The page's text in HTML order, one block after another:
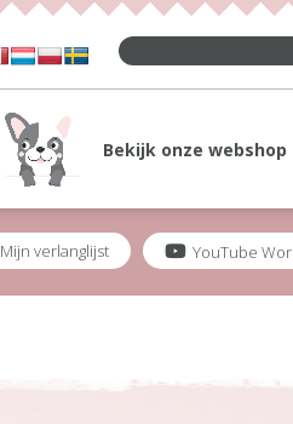
Bekijk onze webshop
Mijn verlanglijst YouTube